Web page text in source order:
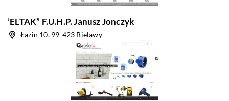
’ELTAK” F.U.H.P. Janusz Jonczyk
Łazin 10, 99-423 Bielawy